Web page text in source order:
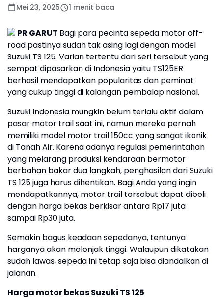
Mei 23, 2025 1 menit baca
PR GARUT Bagi para pecinta sepeda motor off-
road pastinya sudah tak asing lagi dengan model
Suzuki TS 125. Varian tertentu dari seri tersebut yang
sempat dipasarkan di Indonesia yaitu TS125ER
berhasil mendapatkan popularitas dan peminat
yang cukup tinggi di kalangan pembalap nasional.
Suzuki Indonesia mungkin belum terlalu aktif dalam
pasar motor trail saat ini, namun mereka pernah
memiliki model motor trail 150cc yang sangat ikonik
di Tanah Air. Karena adanya regulasi pemerintahan
yang melarang produksi kendaraan bermotor
berbahan bakar dua langkah, penghasilan dari Suzuki
TS 125 juga harus dihentikan. Bagi Anda yang ingin
mendapatkannya, motor trail tersebut dapat dibeli
dengan harga bekas berkisar antara Rp17 juta
sampai Rp30 juta.
Semakin bagus keadaan sepedanya, tentunya
harganya akan melonjak tinggi. Walaupun dikatakan
sudah lawas, sepeda ini tetap saja bisa diandalkan di
jalanan.
Harga motor bekas Suzuki TS 125